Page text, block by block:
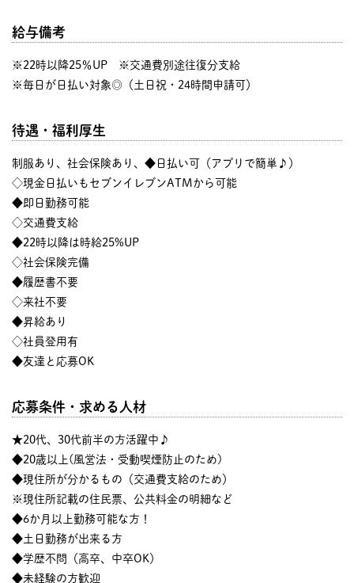
給与備考
※22時以降25％UP ※交通費別途往復分支給
※毎日が日払い対象◎（土日祝・24時間申請可）
待遇・福利厚生
制服あり、社会保険あり、◆日払い可（アプリで簡単♪）
◇現金日払いもセブンイレブンATMから可能
◆即日勤務可能
◇交通費支給
◆22時以降は時給25%UP
◇社会保険完備
◆履歴書不要
◇来社不要
◆昇給あり
◇社員登用有
◆友達と応募OK
応募条件・求める人材
★20代、30代前半の方活躍中♪
◆20歳以上(風営法・受動喫煙防止のため)
◆現住所が分かるもの（交通費支給のため）
※現住所記載の住民票、公共料金の明細など
◆6か月以上勤務可能な方！
◆土日勤務が出来る方
◆学歴不問（高卒、中卒OK）
◆未経験の方歓迎